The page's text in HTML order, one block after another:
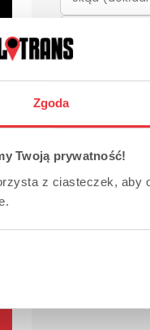
Zgoda
Twoją prywatność!
z ciasteczek, aby